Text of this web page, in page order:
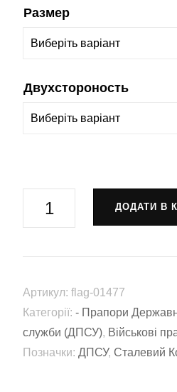
Размер
Двухстороность
прикордонний
"Сталевий
Кордон"
(flag-
01477)
ДОДАТИ В
Артикул: flag-01477
Категорії: - Прапори
служби (ДПСУ), Військові
Позначки: ДПСУ, Сталевий